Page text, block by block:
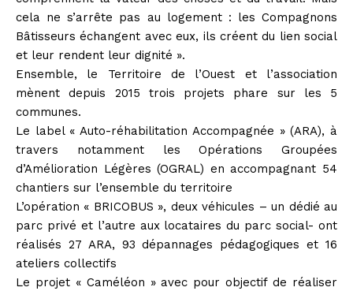
cela ne s’arrête pas au logement : les Compagnons
Bâtisseurs échangent avec eux, ils créent du lien social
et leur rendent leur dignité ».
Ensemble, le Territoire de l’Ouest et l’association
mènent depuis 2015 trois projets phare sur les 5
communes.
Le label « Auto-réhabilitation Accompagnée » (ARA), à
travers notamment les Opérations Groupées
d’Amélioration Légères (OGRAL) en accompagnant 54
chantiers sur l’ensemble du territoire
L’opération « BRICOBUS », deux véhicules – un dédié au
parc privé et l’autre aux locataires du parc social- ont
réalisés 27 ARA, 93 dépannages pédagogiques et 16
ateliers collectifs
Le projet « Caméléon » avec pour objectif de réaliser